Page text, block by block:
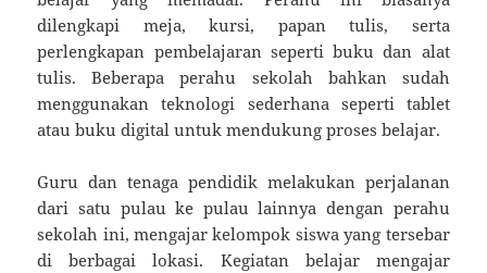
dilengkapi meja, kursi, papan tulis, serta
perlengkapan pembelajaran seperti buku dan alat
tulis. Beberapa perahu sekolah bahkan sudah
menggunakan teknologi sederhana seperti tablet
atau buku digital untuk mendukung proses belajar.
Guru dan tenaga pendidik melakukan perjalanan
dari satu pulau ke pulau lainnya dengan perahu
sekolah ini, mengajar kelompok siswa yang tersebar
di berbagai lokasi. Kegiatan belajar mengajar